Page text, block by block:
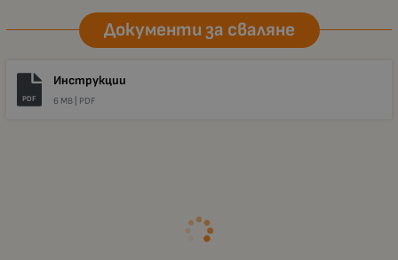
Документи за сваляне
PDF
Инструкции
6 MB | PDF